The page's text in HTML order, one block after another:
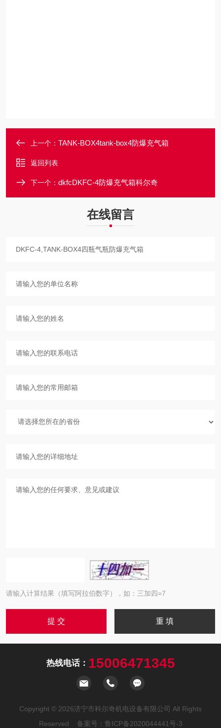
上一个： TANK-BOX4tank-box4防爆充气箱
返回列表
下一个： dkfcDKFC-4防爆充气箱科尔奇
在线留言
请输入计算结果（填写阿拉伯数字），如：三加四=7
热线电话： 15006471345
Copyright © 2026济宁市科尔奇机电设备有限公司 All Rights
Reserved 备案号： 鲁ICP备2020044441号-3